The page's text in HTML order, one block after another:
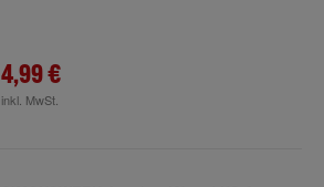
4,99 €
inkl. MwSt.